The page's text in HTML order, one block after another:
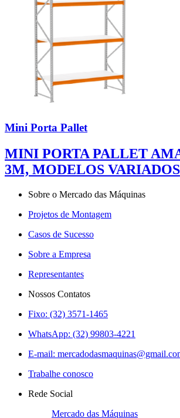
Mini Porta Pallet
MINI PORTA PALLET
3M, MODELOS VARIADOS
Sobre o Mercado das Máquinas
Projetos de Montagem
Casos de Sucesso
Sobre a Empresa
Representantes
Nossos Contatos
Fixo: (32) 3571-1465
WhatsApp: (32) 99803-4221
E-mail:
Trabalhe conosco
Rede Social
Mercado das Máquinas